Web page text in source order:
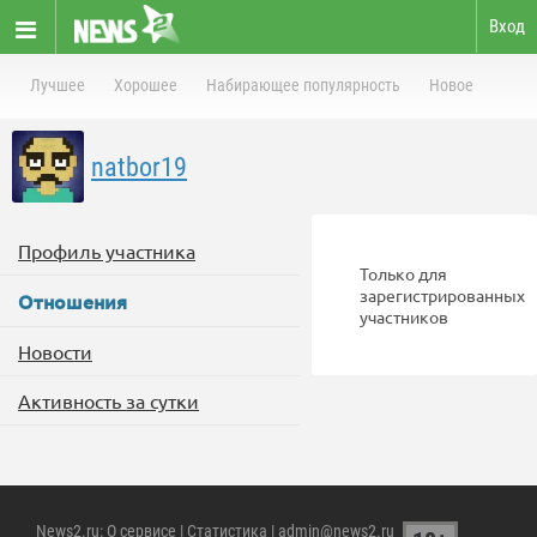
Вход
Лучшее Хорошее Набирающее популярность Новое
natbor19
Профиль участника
Отношения
Новости
Активность за сутки
Только для
зарегистрированных
участников
News2.ru: О сервисе | Статистика | admin@news2.ru